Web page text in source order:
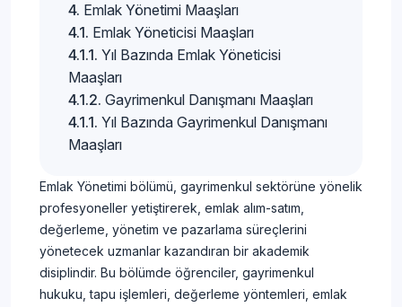
Emlak Yönetimi Maaşları
Emlak Yöneticisi Maaşları
Yıl Bazında Emlak Yöneticisi
Maaşları
Gayrimenkul Danışmanı Maaşları
Yıl Bazında Gayrimenkul Danışmanı
Maaşları
Emlak Yönetimi bölümü, gayrimenkul sektörüne yönelik
profesyoneller yetiştirerek, emlak alım-satım,
değerleme, yönetim ve pazarlama süreçlerini
yönetecek uzmanlar kazandıran bir akademik
disiplindir. Bu bölümde öğrenciler, gayrimenkul
hukuku, tapu işlemleri, değerleme yöntemleri, emlak